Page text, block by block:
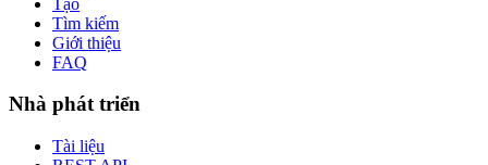
Tìm kiếm
Giới thiệu
FAQ
Nhà phát triển
Tài liệu